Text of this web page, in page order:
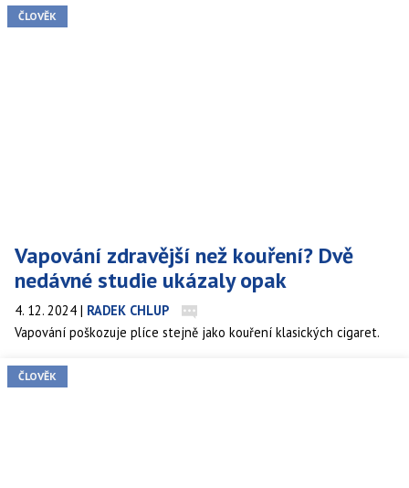
Nejen že je nebezpečný. E-cigarety jsou návykovější než
ČLOVĚK
Vapování zdravější než kouření? Dvě
nedávné studie ukázaly opak
4. 12. 2024 | RADEK CHLUP
Vapování poškozuje plíce stejně jako kouření klasických cigaret.
ČLOVĚK